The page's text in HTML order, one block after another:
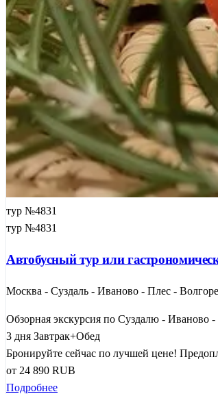
тур №4831
тур №4831
Автобусный тур или
Москва - Суздаль - Иваново - Плес -
Обзорная экскурсия по Суздалю - Иваново
3 дня Завтрак+Обед
Бронируйте сейчас по лучшей цене!
от 24 890 RUB
Подробнее